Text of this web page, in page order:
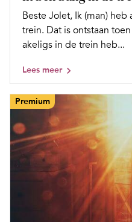
Beste Jolet, Ik (man)
trein. Dat is ontstaan
akeligs in de trein heb...
Lees meer
Premium